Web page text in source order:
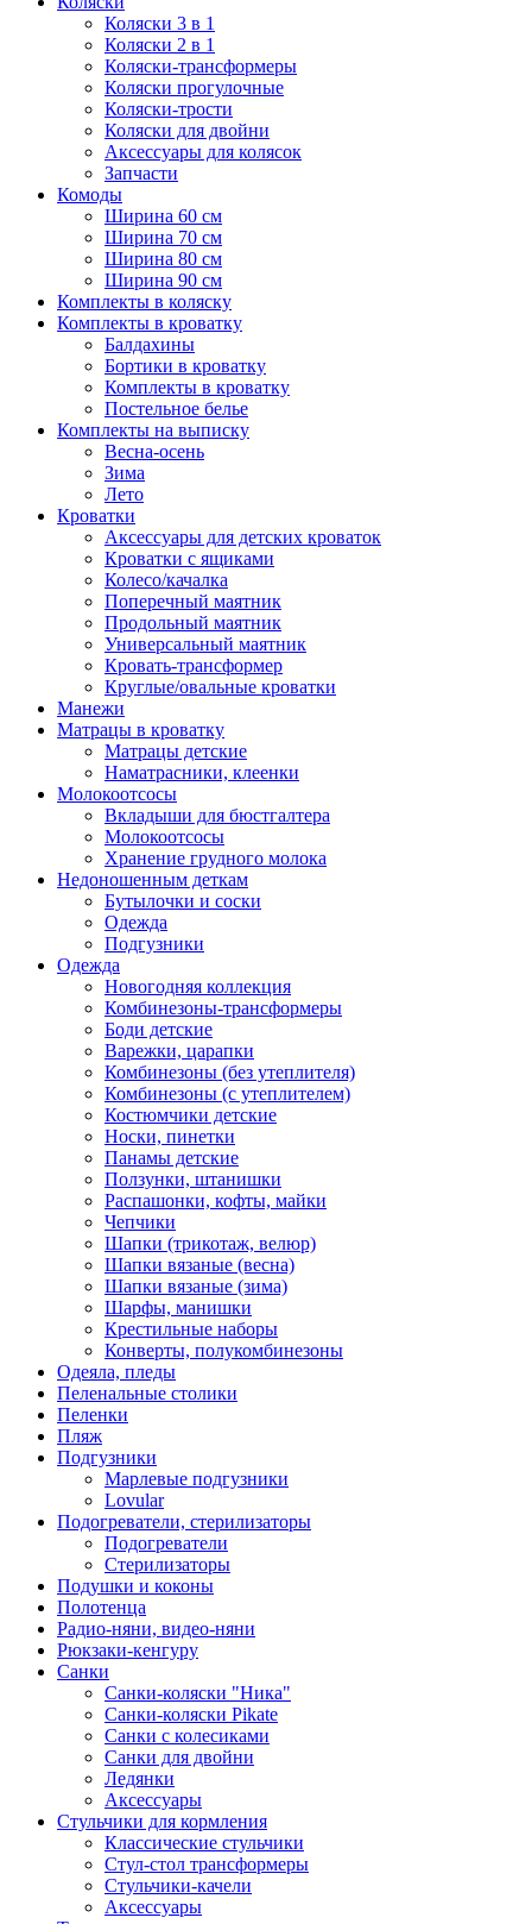
Коляски 3 в 1
Коляски 2 в 1
Коляски-трансформеры
Коляски прогулочные
Коляски-трости
Коляски для двойни
Аксессуары для колясок
Запчасти
Комоды
Ширина 60 см
Ширина 70 см
Ширина 80 см
Ширина 90 см
Комплекты в коляску
Комплекты в кроватку
Балдахины
Бортики в кроватку
Комплекты в кроватку
Постельное белье
Комплекты на выписку
Весна-осень
Зима
Лето
Кроватки
Аксессуары для детских кроваток
Кроватки с ящиками
Колесо/качалка
Поперечный маятник
Продольный маятник
Универсальный маятник
Кровать-трансформер
Круглые/овальные кроватки
Манежи
Матрацы в кроватку
Матрацы детские
Наматрасники, клеенки
Молокоотсосы
Вкладыши для бюстгалтера
Молокоотсосы
Хранение грудного молока
Недоношенным деткам
Бутылочки и соски
Одежда
Подгузники
Одежда
Новогодняя коллекция
Комбинезоны-трансформеры
Боди детские
Варежки, царапки
Комбинезоны (без утеплителя)
Комбинезоны (с утеплителем)
Костюмчики детские
Носки, пинетки
Панамы детские
Ползунки, штанишки
Распашонки, кофты, майки
Чепчики
Шапки (трикотаж, велюр)
Шапки вязаные (весна)
Шапки вязаные (зима)
Шарфы, манишки
Крестильные наборы
Конверты, полукомбинезоны
Одеяла, пледы
Пеленальные столики
Пеленки
Пляж
Подгузники
Марлевые подгузники
Lovular
Подогреватели, стерилизаторы
Подогреватели
Стерилизаторы
Подушки и коконы
Полотенца
Радио-няни, видео-няни
Рюкзаки-кенгуру
Санки
Санки-коляски "Ника"
Санки-коляски Pikate
Санки с колесиками
Санки для двойни
Ледянки
Аксессуары
Стульчики для кормления
Классические стульчики
Стул-стол трансформеры
Стульчики-качели
Аксессуары